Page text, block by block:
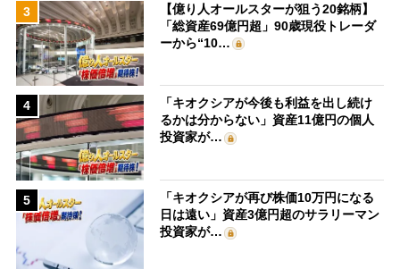
3
【億り人オールスターが狙う20銘柄】
「総資産69億円超」90歳現役トレーダ
ーから“10…
4
「キオクシアが今後も利益を出し続け
るかは分からない」資産11億円の個人
投資家が…
5
「キオクシアが再び株価10万円になる
日は遠い」資産3億円超のサラリーマン
投資家が…